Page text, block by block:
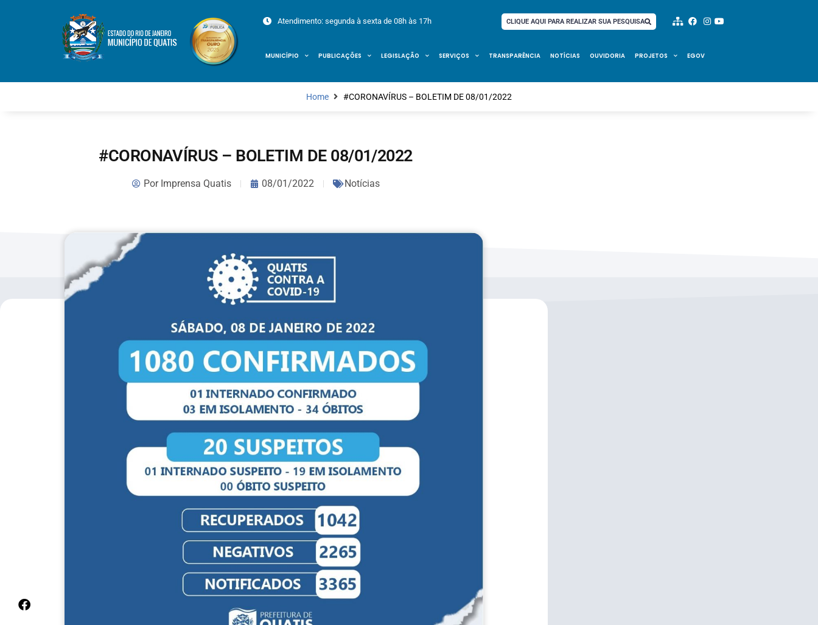
Atendimento: segunda à sexta de 08h às 17h CLIQUE AQUI PARA REALIZAR SUA PESQUISA
MUNICÍPIO PUBLICAÇÕES LEGISLAÇÃO SERVIÇOS TRANSPARÊNCIA NOTÍCIAS OUVIDORIA PROJETOS EGOV
Home #CORONAVÍRUS – BOLETIM DE 08/01/2022
#CORONAVÍRUS – BOLETIM DE 08/01/2022
PorImprensa Quatis 08/01/2022 Notícias